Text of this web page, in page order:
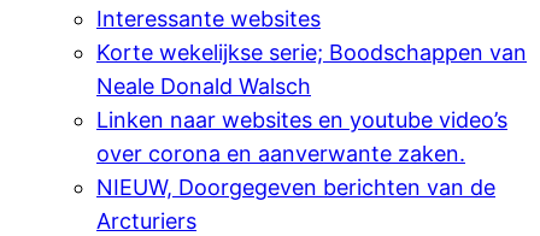
Interessante websites
Korte wekelijkse serie; Boodschappen van
Neale Donald Walsch
Linken naar websites en youtube video’s
over corona en aanverwante zaken.
NIEUW, Doorgegeven berichten van de
Arcturiers